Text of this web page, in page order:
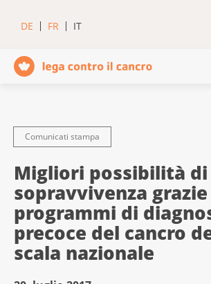
DE FR IT
Comunicati stampa
Migliori possibilità di
sopravvivenza
programmi di
precoce del cancro
scala nazionale